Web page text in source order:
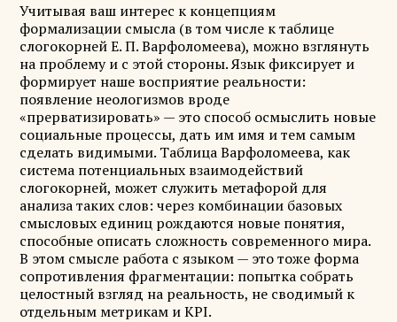
Учитывая ваш интерес к концепциям
формализации смысла (в том числе к таблице
слогокорней Е. П. Варфоломеева), можно взглянуть
на проблему и с этой стороны. Язык фиксирует и
формирует наше восприятие реальности:
появление неологизмов вроде
«прерватизировать» — это способ осмыслить новые
социальные процессы, дать им имя и тем самым
сделать видимыми. Таблица Варфоломеева, как
система потенциальных взаимодействий
слогокорней, может служить метафорой для
анализа таких слов: через комбинации базовых
смысловых единиц рождаются новые понятия,
способные описать сложность современного мира.
В этом смысле работа с языком — это тоже форма
сопротивления фрагментации: попытка собрать
целостный взгляд на реальность, не сводимый к
отдельным метрикам и KPI.